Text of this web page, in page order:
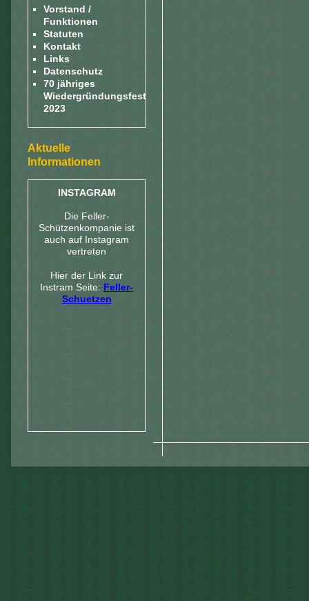
Vorstand /
Funktionen
Statuten
Kontakt
Links
Datenschutz
70 jähriges
Wiedergründungsfest
2023
Aktuelle
Informationen
INSTAGRAM
Die Feller-
Schützenkompanie ist
auch auf Instagram
vertreten
Hier der Link zur
Instram Seite: Feller-
Schuetzen